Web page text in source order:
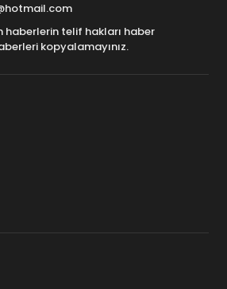
haberlerin telif hakları haber
kopyalamayınız.